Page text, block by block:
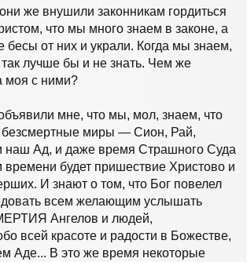
же внушили законникам гордиться
что мы много знаем в законе, а
бесы от них и украли. Когда мы знаем,
лучше бы и не знать. Чем же
моя с ними?
мне, что мы, мол, знаем, что
безсмертные миры — Сион, Рай,
наш Ад, и даже время Страшного Суда
времени будет пришествие Христово и
И знают о том, что Бог повелел
всем желающим услышать
Ангелов и людей,
всей красоте и радости в Божестве,
Аде... В это же время некоторые